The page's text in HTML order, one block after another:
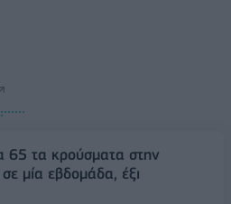
65 τα κρούσματα στην
μία εβδομάδα, έξι